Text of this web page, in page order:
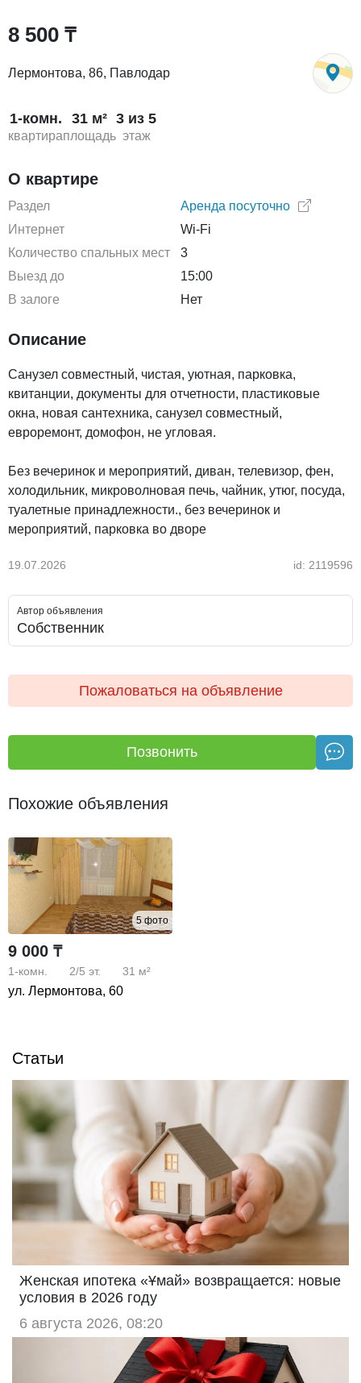
8 500 ₸
Лермонтова, 86, Павлодар
1-комн.
квартира
31 м²
площадь
3 из 5
этаж
О квартире
Раздел
Аренда посуточно
Интернет
Wi-Fi
Количество спальных мест
3
Выезд до
15:00
В залоге
Нет
Описание
Санузел совместный, чистая, уютная, парковка,
квитанции, документы для отчетности, пластиковые
окна, новая сантехника, санузел совместный,
евроремонт, домофон, не угловая.
Без вечеринок и мероприятий, диван, телевизор, фен,
холодильник, микроволновая печь, чайник, утюг, посуда,
туалетные принадлежности., без вечеринок и
мероприятий, парковка во дворе
19.07.2026 id: 2119596
Автор объявления
Собственник
Пожаловаться на объявление
Позвонить
Похожие объявления
5 фото
9 000 ₸
1-комн. 2/5 эт. 31 м²
ул. Лермонтова, 60
Статьи
Женская ипотека «Ұмай» возвращается: новые
условия в 2026 году
6 августа 2026, 08:20